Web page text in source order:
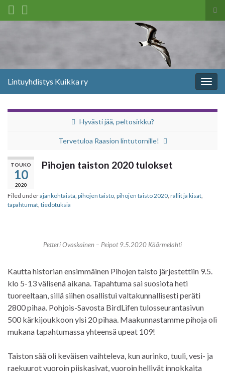
Lintuyhdistys Kuikka ry
Hyvästi jää, peltosirkku?
Tervetuloa Raasion lintutornille!
TOUKO
10
2020
Pihojen taiston 2020 tulokset
Filed underajankohtaista pihojen taisto pihojen taisto 2020 rallit ja kisat
tapahtumat tiedotuksia
Petteri Ovaskainen – Peipot 9.5.2020 Käärmelahti
Kautta historian ensimmäinen Pihojen taisto järjestettiin 9.5.
klo 5-13 välisenä aikana. Tapahtuma sai suosiota heti
tuoreeltaan, sillä siihen osallistui valtakunnallisesti peräti
2800 pihaa. Pohjois-Savosta BirdLifen tulosseurantasivun
500 kärkijoukkoon ylsi 20 pihaa. Maakunnastamme pihoja oli
mukana tapahtumassa yhteensä upeat 109!
Taiston sää oli keväisen vaihteleva, kun aurinko, tuuli, vesi- ja
raekuurot vuoroin piiskasivat, vuoroin hellivät innokkaita